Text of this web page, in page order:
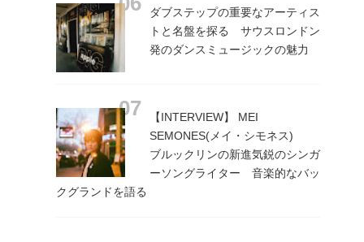
ダブステップの重要なアーティス
トと名盤を探る サウスロンドン
発のダンスミュージックの魅力
【INTERVIEW】 MEI
SEMONES(メイ・シモネス)
ブルックリンの新進気鋭のシンガ
ーソングライター 音楽的なバッ
クグランドを語る